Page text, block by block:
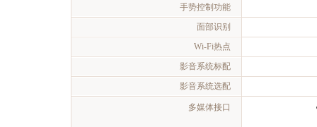
手势控制功能
面部识别
Wi-Fi热点
影音系统标配
影音系统选配
多媒体接口